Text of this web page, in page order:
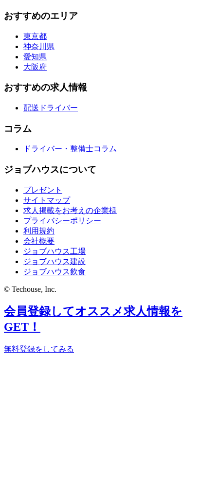
おすすめのエリア
東京都
神奈川県
愛知県
大阪府
おすすめの求人情報
配送ドライバー
コラム
ドライバー・整備士コラム
ジョブハウスについて
プレゼント
サイトマップ
求人掲載をお考えの企業様
プライバシーポリシー
利用規約
会社概要
ジョブハウス工場
ジョブハウス建設
ジョブハウス飲食
© Techouse, Inc.
会員登録してオススメ求人情報を
GET！
無料登録をしてみる